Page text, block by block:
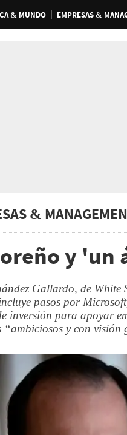
& MUNDO EMPRESAS &
&
y 'un
Gallardo, de
pasos por
inversión para apoyar
“ambiciosos y con visión